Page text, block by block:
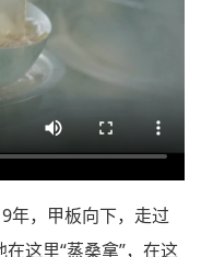
年，甲板向下，走过
这里“蒸桑拿”，在这